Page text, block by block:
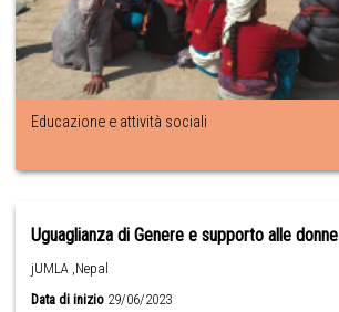
Educazione e attività sociali
Uguaglianza di Genere e supporto alle donne
jUMLA ,Nepal
Data di inizio 29/06/2023